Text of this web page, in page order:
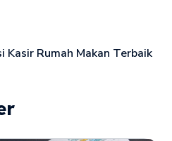
Kasir Rumah Makan Terbaik